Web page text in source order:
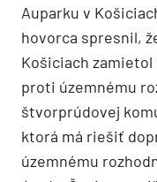
Auparku v
hovorca spresnil,
Košiciach
proti územnému
štvorprúdovej
ktorá má riešiť
územnému